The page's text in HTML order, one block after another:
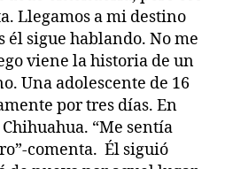
Llegamos a mi destino
él sigue hablando. No me
viene la historia de un
Una adolescente de 16
por tres días. En
“Me sentía
comenta. Él siguió